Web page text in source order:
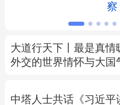
四川 贵州
察
大道行天下丨最是真
外交的世界情怀与大国
中塔人士共话《习近平